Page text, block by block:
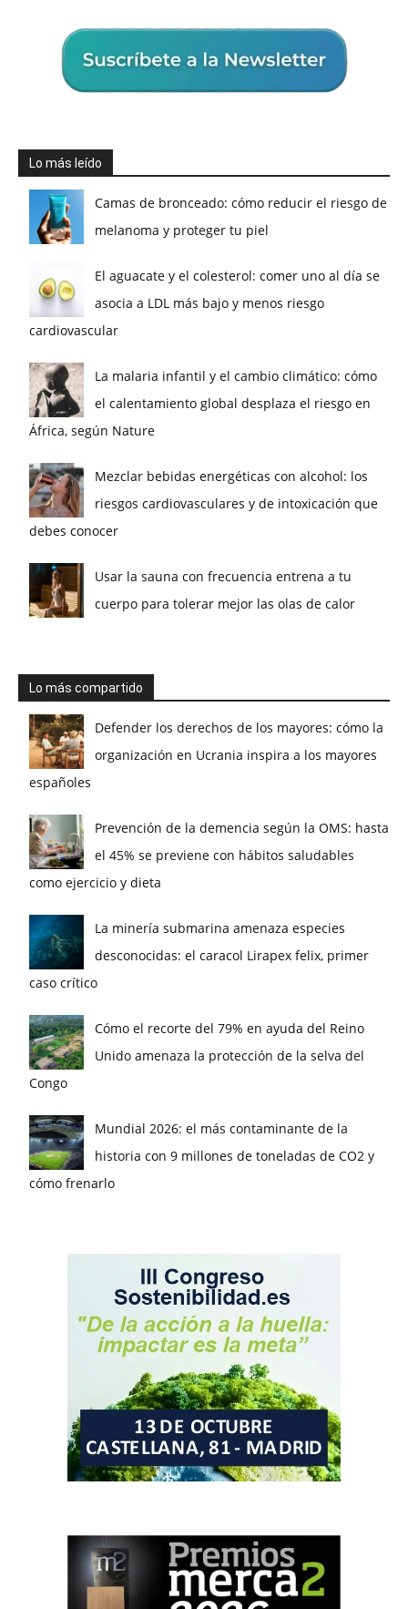
Lo más leído
Camas de bronceado: cómo reducir el riesgo de
melanoma y proteger tu piel
El aguacate y el colesterol: comer uno al día se
asocia a LDL más bajo y menos riesgo
cardiovascular
La malaria infantil y el cambio climático: cómo
el calentamiento global desplaza el riesgo en
África, según Nature
Mezclar bebidas energéticas con alcohol: los
riesgos cardiovasculares y de intoxicación que
debes conocer
Usar la sauna con frecuencia entrena a tu
cuerpo para tolerar mejor las olas de calor
Lo más compartido
Defender los derechos de los mayores: cómo la
organización en Ucrania inspira a los mayores
españoles
Prevención de la demencia según la OMS: hasta
el 45% se previene con hábitos saludables
como ejercicio y dieta
La minería submarina amenaza especies
desconocidas: el caracol Lirapex felix, primer
caso crítico
Cómo el recorte del 79% en ayuda del Reino
Unido amenaza la protección de la selva del
Congo
Mundial 2026: el más contaminante de la
historia con 9 millones de toneladas de CO2 y
cómo frenarlo